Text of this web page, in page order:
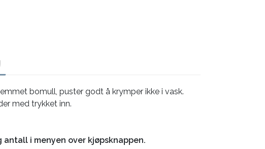
bomull, puster godt å krymper ikke i vask.
med trykket inn.
antall i menyen over kjøpsknappen.